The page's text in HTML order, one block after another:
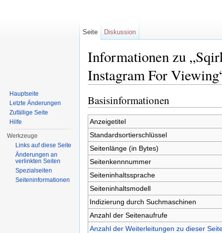
Informationen zu
Instagram For
Basisinformationen
Anzeigetitel
Standardsortierschlüssel
Seitenlänge (in Bytes)
Seitenkennnummer
Seiteninhaltssprache
Seiteninhaltsmodell
Indizierung durch Suchmaschinen
Anzahl der Seitenaufrufe
Anzahl der Weiterleitungen zu dieser
Seite Diskussion
Hauptseite
Letzte Änderungen
Zufällige Seite
Hilfe
Werkzeuge
Links auf diese Seite
Änderungen an
verlinkten Seiten
Spezialseiten
Seiteninformationen